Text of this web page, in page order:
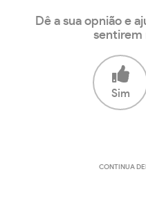
Dê a sua opnião e
sentirem
Sim
CONTINUA